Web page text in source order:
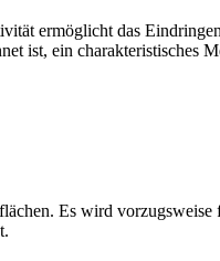
ermöglicht das
ist, ein charakteristisches
Es wird